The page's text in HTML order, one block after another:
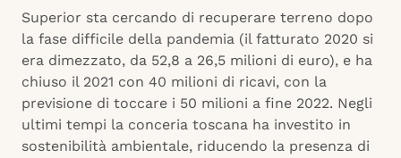
Superior sta cercando di recuperare terreno dopo
la fase difficile della pandemia (il fatturato 2020 si
era dimezzato, da 52,8 a 26,5 milioni di euro), e ha
chiuso il 2021 con 40 milioni di ricavi, con la
previsione di toccare i 50 milioni a fine 2022. Negli
ultimi tempi la conceria toscana ha investito in
sostenibilità ambientale, riducendo la presenza di